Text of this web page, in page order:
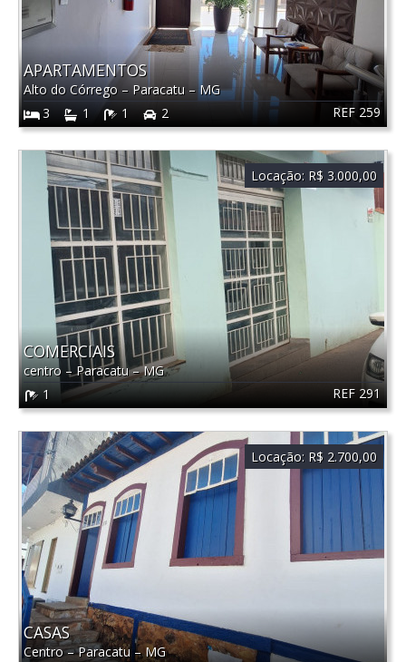
REF 259
APARTAMENTOS
Alto do Córrego – Paracatu –MG
3
1 1 2
REF 291
COMERCIAIS
centro –Paracatu–MG
1
Locação: R$ 3.000,00
CASAS
Centro–Paracatu –MG
Locação: R$ 2.700,00